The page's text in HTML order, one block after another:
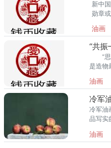
新中
勋章
品相”
油画
“思
是造
油画
冷军油
品写实
冷军油
油画